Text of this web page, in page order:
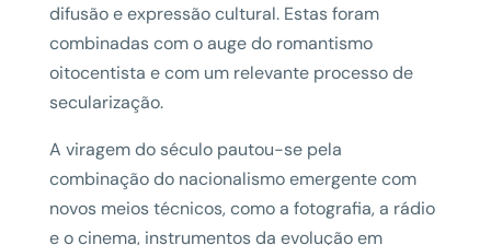
difusão e expressão cultural. Estas foram
combinadas com o auge do romantismo
oitocentista e com um relevante processo de
secularização.
A viragem do século pautou-se pela
combinação do nacionalismo emergente com
novos meios técnicos, como a fotografia, a rádio
e o cinema, instrumentos da evolução em